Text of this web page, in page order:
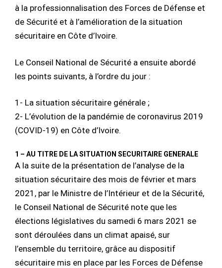
à la professionnalisation des Forces de Défense et
de Sécurité et à l’amélioration de la situation
sécuritaire en Côte d’Ivoire.
Le Conseil National de Sécurité a ensuite abordé
les points suivants, à l’ordre du jour :
1- La situation sécuritaire générale ;
2- L’évolution de la pandémie de coronavirus 2019
(COVID-19) en Côte d’Ivoire.
1 – AU TITRE DE LA SITUATION SECURITAIRE GENERALE
A la suite de la présentation de l’analyse de la
situation sécuritaire des mois de février et mars
2021, par le Ministre de l’Intérieur et de la Sécurité,
le Conseil National de Sécurité note que les
élections législatives du samedi 6 mars 2021 se
sont déroulées dans un climat apaisé, sur
l’ensemble du territoire, grâce au dispositif
sécuritaire mis en place par les Forces de Défense